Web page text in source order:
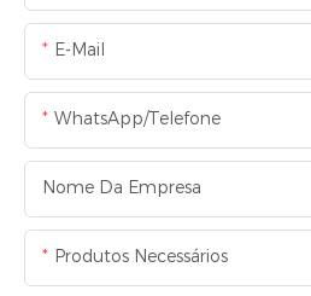
E-Mail
WhatsApp/Telefone
Nome Da Empresa
Produtos Necessários